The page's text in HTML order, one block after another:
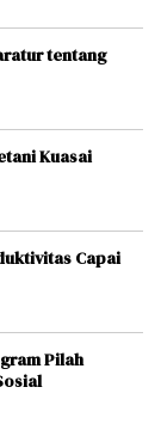
tentang
Kuasai
Capai
Pilah